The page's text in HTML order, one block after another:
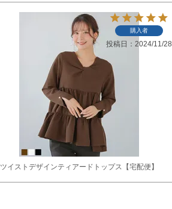
ツイストデザインティアードトップス【宅配便】
購入者
投稿日 2024/11/28